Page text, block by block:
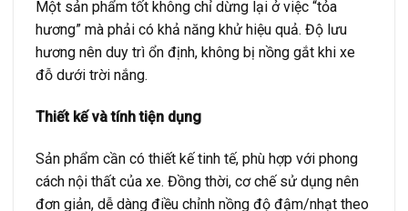
Một sản phẩm tốt không chỉ dừng lại ở việc “tỏa
hương” mà phải có khả năng khử hiệu quả. Độ lưu
hương nên duy trì ổn định, không bị nồng gắt khi xe
đỗ dưới trời nắng.
Thiết kế và tính tiện dụng
Sản phẩm cần có thiết kế tinh tế, phù hợp với phong
cách nội thất của xe. Đồng thời, cơ chế sử dụng nên
đơn giản, dễ dàng điều chỉnh nồng độ đậm/nhạt theo